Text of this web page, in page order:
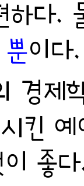
하다.
이다.
경제
킨
좋